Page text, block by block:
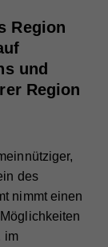
Region
und
Region
des
nimmt einen
im